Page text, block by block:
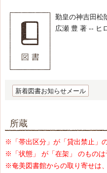
勤皇の神吉田松
広瀬 豊 著 -- ヒ
新着図書お知らせメール
所蔵
※「帯出区分」が「貸出禁止」
※「状態」 が「在架」 のもの
※奄美図書館からの取り寄せは